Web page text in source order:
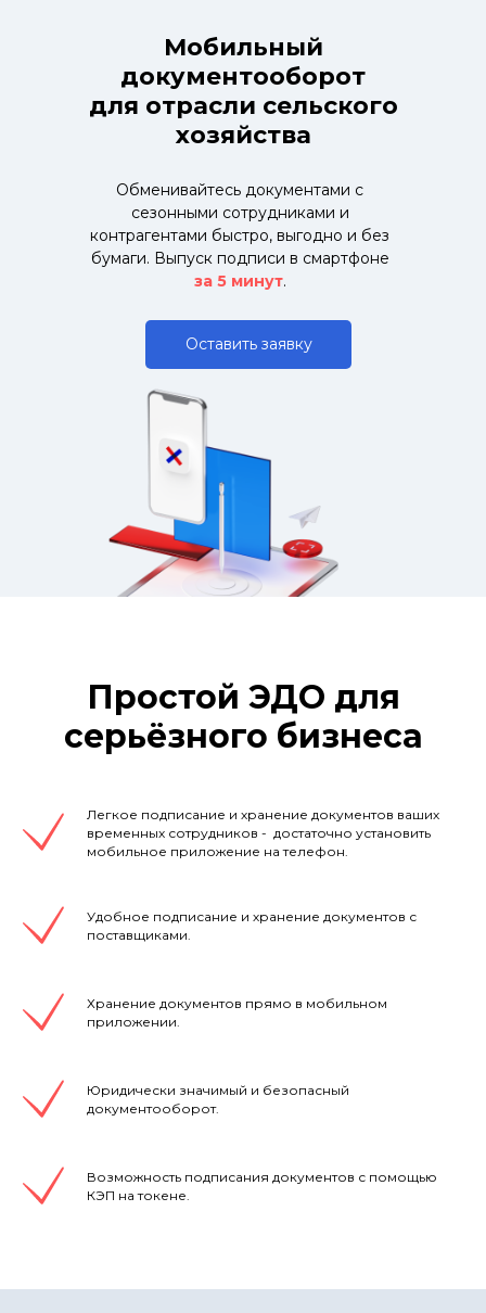
Оставить заявку
Мобильный
документооборот
для отрасли сельского
хозяйства
Обменивайтесь документами с
сезонными сотрудниками и
контрагентами быстро, выгодно и без
бумаги. Выпуск подписи в смартфоне
за 5 минут.
Простой ЭДО для
серьёзного бизнеса
Легкое подписание и хранение документов ваших
временных сотрудников - достаточно установить
мобильное приложение на телефон.
Удобное подписание и хранение документов с
поставщиками.
Хранение документов прямо в мобильном
приложении.
Юридически значимый и безопасный
документооборот.
Возможность подписания документов с помощью
КЭП на токене.